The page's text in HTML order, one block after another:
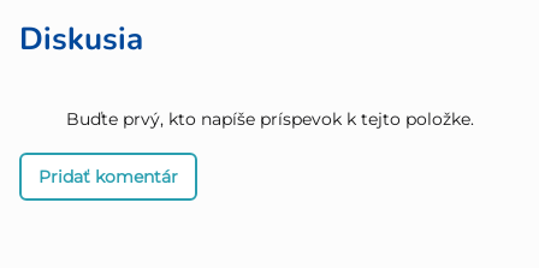
Diskusia
Buďte prvý, kto napíše príspevok k tejto položke.
Pridať komentár